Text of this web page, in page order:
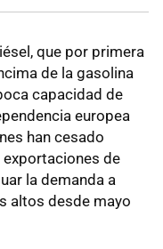
que por primera
de la gasolina
capacidad de
europea
han cesado
exportaciones de
la demanda a
altos desde mayo